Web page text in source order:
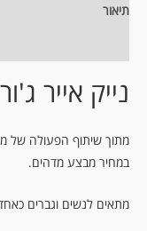
תיאור
נייק אייר ג'ורדן 1 גבוה
מתוך שיתוף הפעולה של
במחיר מבצע מדהים.
מתאים לנשים וגברים